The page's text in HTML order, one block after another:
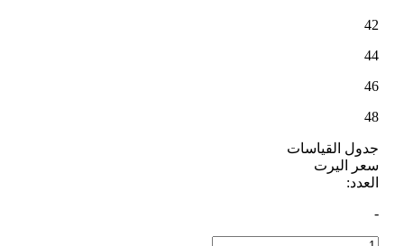
42
44
46
48
جدول القياسات
سعر اليرت
العدد:
-